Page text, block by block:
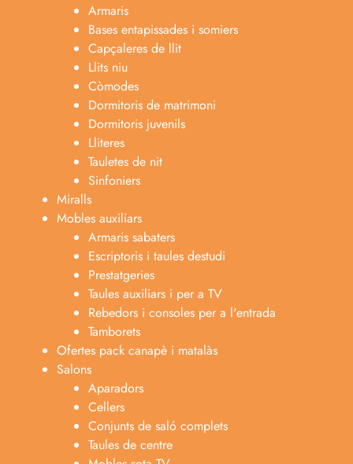
Armaris
Bases entapissades i somiers
Capçaleres de llit
Llits niu
Còmodes
Dormitoris de matrimoni
Dormitoris juvenils
Lliteres
Tauletes de nit
Sinfoniers
Miralls
Mobles auxiliars
Armaris sabaters
Escriptoris i taules destudi
Prestatgeries
Taules auxiliars i per a TV
Rebedors i consoles per a l'entrada
Tamborets
Ofertes pack canapè i matalàs
Salons
Aparadors
Cellers
Conjunts de saló complets
Taules de centre